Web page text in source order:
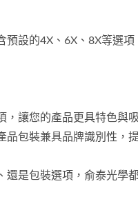
預設的4X、6X、8X等選
，讓您的產品更具特色與
品包裝兼具品牌識別性，
還是包裝選項，俞泰光學